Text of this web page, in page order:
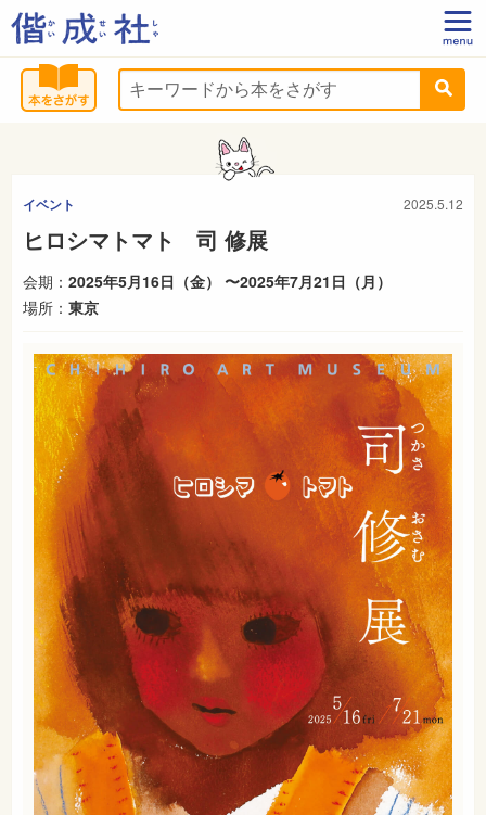
イベント 2025.5.12
ヒロシマトマト 司 修展
会期： 2025年5月16日（金） 〜2025年7月21日（月）
場所： 東京